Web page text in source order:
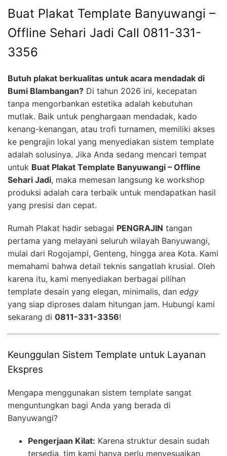
Buat Plakat Template Banyuwangi –
Offline Sehari Jadi Call 0811-331-
3356
Butuh plakat berkualitas untuk acara mendadak di
Bumi Blambangan? Di tahun 2026 ini, kecepatan
tanpa mengorbankan estetika adalah kebutuhan
mutlak. Baik untuk penghargaan mendadak, kado
kenang-kenangan, atau trofi turnamen, memiliki akses
ke pengrajin lokal yang menyediakan sistem template
adalah solusinya. Jika Anda sedang mencari tempat
untuk Buat Plakat Template Banyuwangi – Offline
Sehari Jadi, maka memesan langsung ke workshop
produksi adalah cara terbaik untuk mendapatkan hasil
yang presisi dan cepat.
Rumah Plakat hadir sebagai PENGRAJIN tangan
pertama yang melayani seluruh wilayah Banyuwangi,
mulai dari Rogojampi, Genteng, hingga area Kota. Kami
memahami bahwa detail teknis sangatlah krusial. Oleh
karena itu, kami menyediakan berbagai pilihan
template desain yang elegan, minimalis, dan edgy
yang siap diproses dalam hitungan jam. Hubungi kami
sekarang di 0811-331-3356!
Keunggulan Sistem Template untuk Layanan
Ekspres
Mengapa menggunakan sistem template sangat
menguntungkan bagi Anda yang berada di
Banyuwangi?
Pengerjaan Kilat: Karena struktur desain sudah
tersedia, tim kami hanya perlu menyesuaikan